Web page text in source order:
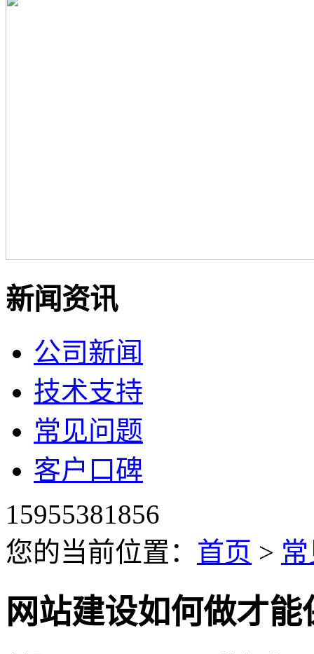
新闻资讯
公司新闻
技术支持
常见问题
客户口碑
15955381856
您的当前位置： 首页 >
网站建设如何做才